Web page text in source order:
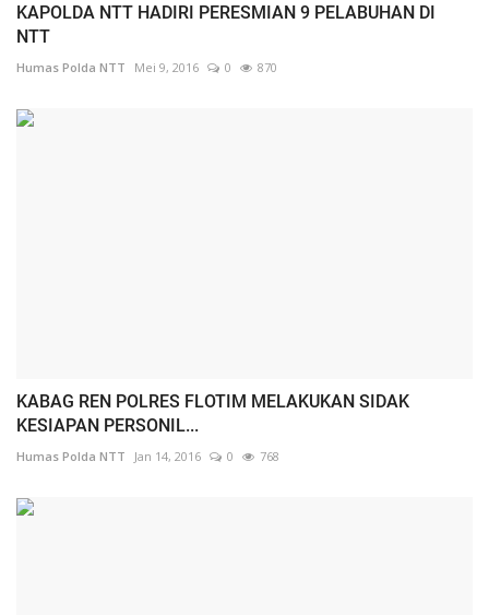
KAPOLDA NTT HADIRI PERESMIAN 9 PELABUHAN DI
NTT
Humas Polda NTT Mei 9, 2016 0 870
KABAG REN POLRES FLOTIM MELAKUKAN SIDAK
KESIAPAN PERSONIL...
Humas Polda NTT Jan 14, 2016 0 768